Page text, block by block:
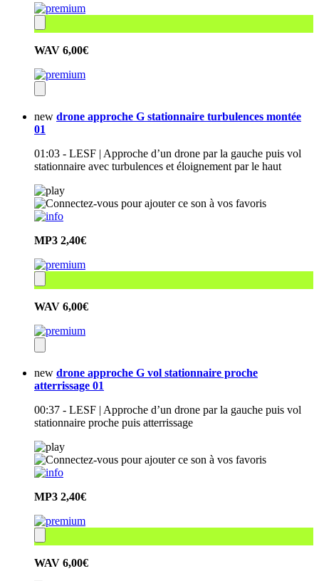
WAV 6,00€
new drone approche G stationnaire turbulences montée
01
01:03 - LESF | Approche d’un drone par la gauche puis vol
stationnaire avec turbulences et éloignement par le haut
MP3 2,40€
WAV 6,00€
new drone approche G vol stationnaire proche
atterrissage 01
00:37 - LESF | Approche d’un drone par la gauche puis vol
stationnaire proche puis atterrissage
MP3 2,40€
WAV 6,00€